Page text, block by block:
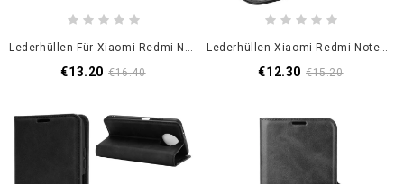
Lederhüllen Für Xiaomi Redmi Note 9 5G / Note 9T 5G Schwarz Finesse Kunstleder
€13.20 €16.40
Lederhüllen Xiaomi Redmi Note 9 5G / Note 9T 5G Schwarz Ledereffekt Mit Vertikaler Klappe
€12.30 €15.20